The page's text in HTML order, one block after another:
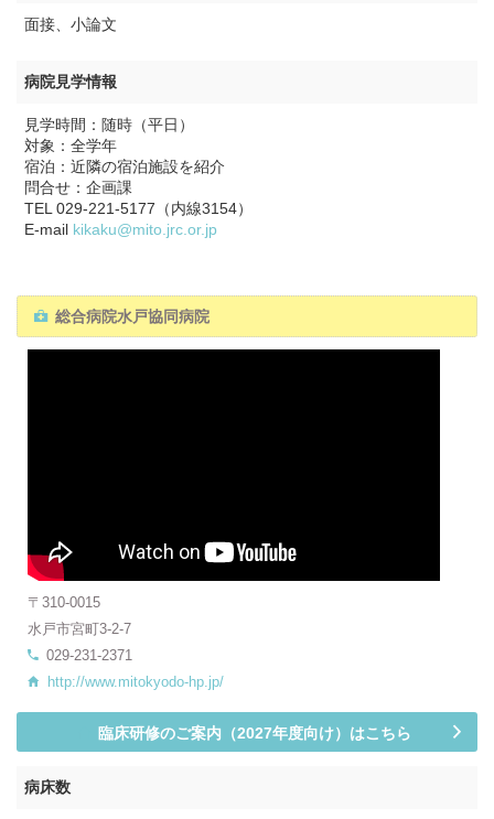
面接、小論文
病院見学情報
見学時間：随時（平日）
対象：全学年
宿泊：近隣の宿泊施設を紹介
問合せ：企画課
TEL 029-221-5177（内線3154）
E-mail kikaku@mito.jrc.or.jp
総合病院水戸協同病院
〒310-0015
水戸市宮町3-2-7
029-231-2371
http://www.mitokyodo-hp.jp/
臨床研修のご案内（2027年度向け）はこちら
病床数